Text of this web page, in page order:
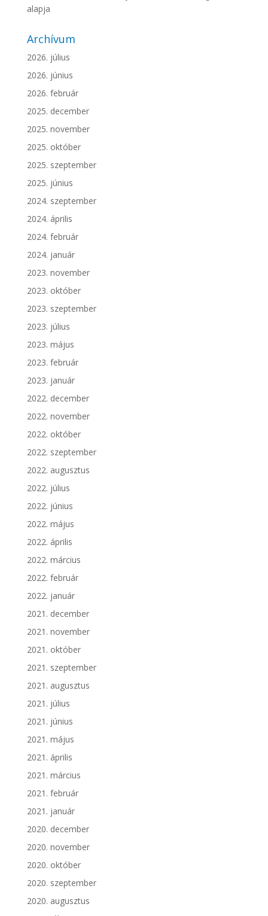
alapja
Archívum
2026. július
2026. június
2026. február
2025. december
2025. november
2025. október
2025. szeptember
2025. június
2024. szeptember
2024. április
2024. február
2024. január
2023. november
2023. október
2023. szeptember
2023. július
2023. május
2023. február
2023. január
2022. december
2022. november
2022. október
2022. szeptember
2022. augusztus
2022. július
2022. június
2022. május
2022. április
2022. március
2022. február
2022. január
2021. december
2021. november
2021. október
2021. szeptember
2021. augusztus
2021. július
2021. június
2021. május
2021. április
2021. március
2021. február
2021. január
2020. december
2020. november
2020. október
2020. szeptember
2020. augusztus